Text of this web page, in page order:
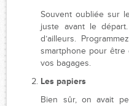
Souvent oubliée sur
juste avant le
d’ailleurs.
smartphone pour être
vos bagages.
Les papiers
Bien sûr, on avait